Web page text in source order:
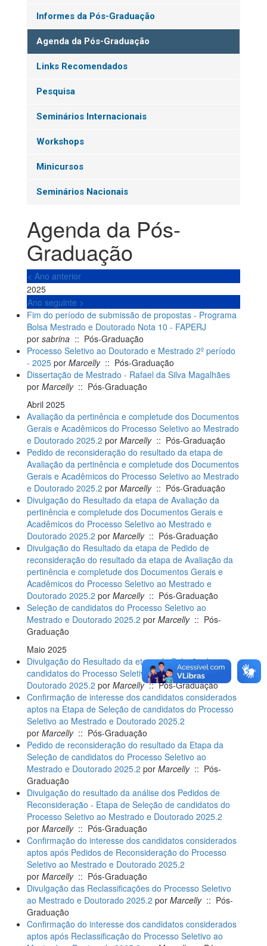
Informes da Pós-Graduação
Agenda da Pós-Graduação
Links Recomendados
Pesquisa
Seminários Internacionais
Workshops
Minicursos
Seminários Nacionais
Agenda da Pós-
Graduação
< Ano anterior
2025
Ano seguinte >
Fim do período de submissão de propostas - Programa
Bolsa Mestrado e Doutorado Nota 10 - FAPERJ
por sabrina :: Pós-Graduação
Processo Seletivo ao Doutorado e Mestrado 2º período
- 2025 por Marcelly:: Pós-Graduação
Dissertação de Mestrado - Rafael da Silva Magalhães
por Marcelly:: Pós-Graduação
Abril 2025
Avaliação da pertinência e completude dos Documentos
Gerais e Acadêmicos do Processo Seletivo ao Mestrado
e Doutorado 2025.2 por Marcelly:: Pós-Graduação
Pedido de reconsideração do resultado da etapa de
Avaliação da pertinência e completude dos Documentos
Gerais e Acadêmicos do Processo Seletivo ao Mestrado
e Doutorado 2025.2 por Marcelly:: Pós-Graduação
Divulgação do Resultado da etapa de Avaliação da
pertinência e completude dos Documentos Gerais e
Acadêmicos do Processo Seletivo ao Mestrado e
Doutorado 2025.2 por Marcelly:: Pós-Graduação
Divulgação do Resultado da etapa de Pedido de
reconsideração do resultado da etapa de Avaliação da
pertinência e completude dos Documentos Gerais e
Acadêmicos do Processo Seletivo ao Mestrado e
Doutorado 2025.2 por Marcelly:: Pós-Graduação
Seleção de candidatos do Processo Seletivo ao
Mestrado e Doutorado 2025.2 por Marcelly:: Pós-
Graduação
Maio 2025
Divulgação do Resultado da etapa de Seleção de
candidatos do Processo Seletivo ao Mestrado e
Doutorado 2025.2 por Marcelly:: Pós-Graduação
Confirmação de interesse dos candidatos considerados
aptos na Etapa de Seleção de candidatos do Processo
Seletivo ao Mestrado e Doutorado 2025.2
por Marcelly:: Pós-Graduação
Pedido de reconsideração do resultado da Etapa da
Seleção de candidatos do Processo Seletivo ao
Mestrado e Doutorado 2025.2 por Marcelly:: Pós-
Graduação
Divulgação do resultado da análise dos Pedidos de
Reconsideração - Etapa de Seleção de candidatos do
Processo Seletivo ao Mestrado e Doutorado 2025.2
por Marcelly:: Pós-Graduação
Confirmação do interesse dos candidatos considerados
aptos após Pedidos de Reconsideração do Processo
Seletivo ao Mestrado e Doutorado 2025.2
por Marcelly:: Pós-Graduação
Divulgação das Reclassificações do Processo Seletivo
ao Mestrado e Doutorado 2025.2 por Marcelly:: Pós-
Graduação
Confirmação do interesse dos candidatos considerados
aptos após Reclassificação do Processo Seletivo ao